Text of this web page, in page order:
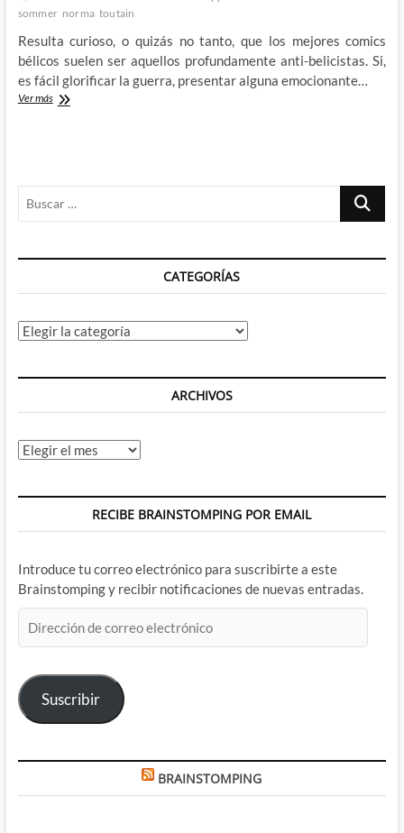
sommer norma toutain
Resulta curioso, o quizás no tanto, que los mejores comics
bélicos suelen ser aquellos profundamente anti-belicistas. Si,
es fácil glorificar la guerra, presentar alguna emocionante…
Ver másManfred
la
traves
los
de
Frank
Buscar
CATEGORÍAS
Categorías
ARCHIVOS
Archivos
RECIBE BRAINSTOMPING POR EMAIL
Introduce tu correo electrónico para suscribirte a este
Brainstomping y recibir notificaciones de nuevas entradas.
de
electrónico
Suscribir
BRAINSTOMPING